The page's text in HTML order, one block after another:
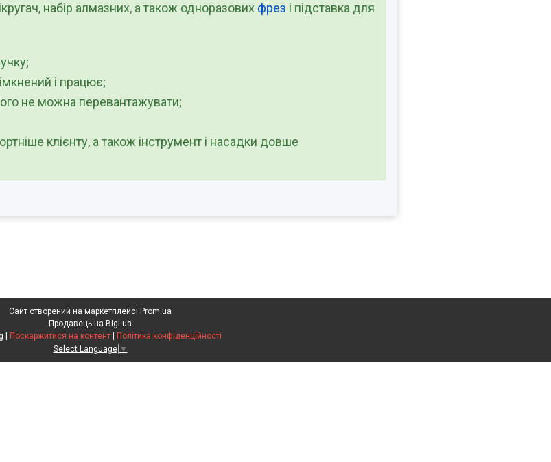
набір алмазних, а також одноразових фрез і підставка для
і працює;
не можна перевантажувати;
клієнту, а також інструмент і насадки довше
Сайт створений на маркетплейсі Prom.ua
Продавець на Bigl.ua
Поскаржитися на контент
Політика конфіденційності
Select Language ▼